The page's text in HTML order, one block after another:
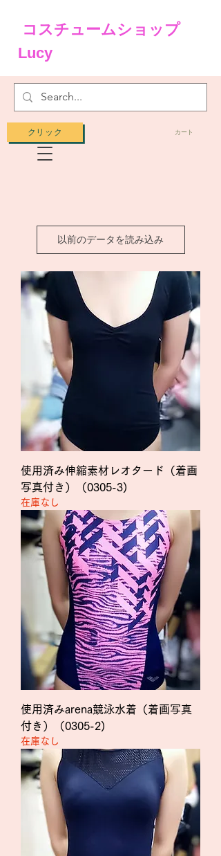
カート
クリック
コスチュームショップ
Lucy
以前のデータを読み込み
使用済み伸縮素材レオタード（着画
写真付き）（0305-3)
在庫なし
使用済みarena競泳水着（着画写真
付き）（0305-2)
在庫なし